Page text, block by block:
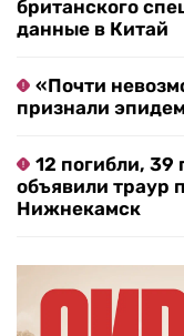
британского
данные в Китай
«Почти
признали
12 погибли, 39
объявили траур
Нижнекамск